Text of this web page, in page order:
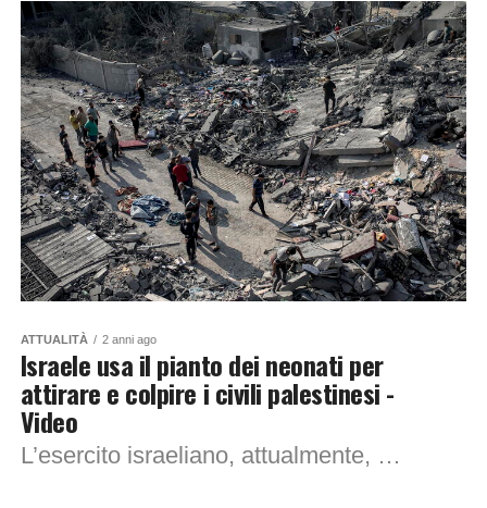
ATTUALITÀ 2 anni ago
Israele usa il pianto dei neonati per
attirare e colpire i civili palestinesi -
Video
L’esercito israeliano, attualmente, sta usando nuove tattiche per spaventare, attirare e individuare i civili palestinesi nel campo profughi di Nuseirat, nella Striscia di Gaza. I residenti...